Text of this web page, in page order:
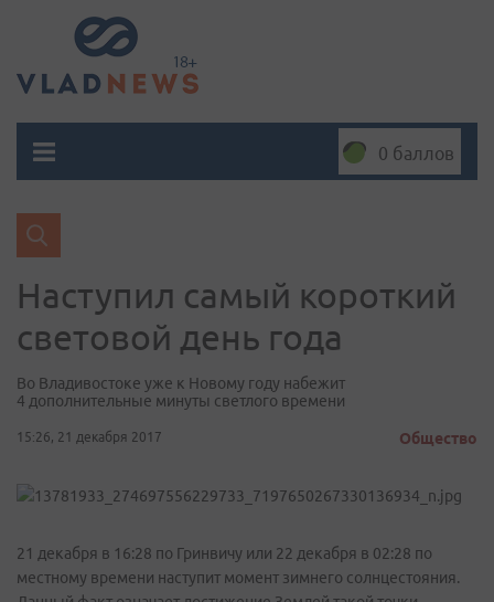
0 баллов
Наступил самый короткий
световой день года
Во Владивостоке уже к Новому году набежит
4 дополнительные минуты светлого времени
15:26, 21 декабря 2017 Общество
21 декабря в 16:28 по Гринвичу или 22 декабря в 02:28 по
местному времени наступит момент зимнего солнцестояния.